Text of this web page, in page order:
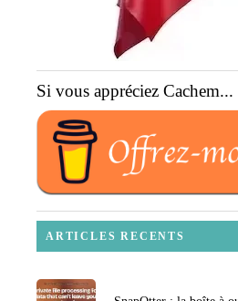
Si vous appréciez Cachem...
ARTICLES RECENTS